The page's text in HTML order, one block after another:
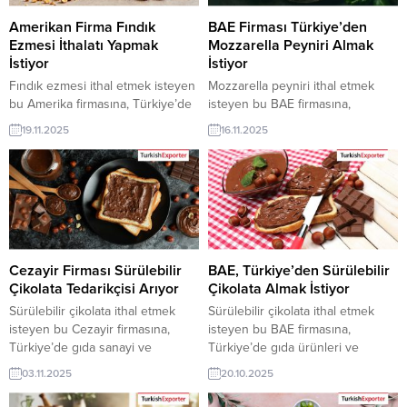
ihracat şirketleri erişebilmektedir.
➤ Bu ithalat alım...
şirketleri erişebilmektedir. ➤ Bu
ithalat alım...
Amerikan Firma Fındık
Ezmesi İthalatı Yapmak
İstiyor
Fındık ezmesi ithal etmek isteyen
bu Amerika firmasına, Türkiye’de
gıda sanayi ve kahvaltılık ürünler
ile fındık ezmesi üreticisi veya
tedarikçisi olan ihracatçı firmalar
teklif sunabilirler. Yeni bir ihracat
pazarı fırsatı olan bu alım ilanının
iletişim bilgilerine TurkishExporter
VIP üyeleri ile TE üyelik kredisi
sahibi ihracat şirketleri
erişebilmektedir. ➤ Bu ithalat...
19.11.2025
BAE Firması Türkiye’den
Mozzarella Peyniri Almak
İstiyor
Mozzarella peyniri ithal etmek
isteyen bu BAE firmasına,
Türkiye’de gıda sanayi ve süt
ürünleri ile peynir üreticisi veya
tedarikçisi olan ihracatçı firmalar
teklif sunabilirler. Yeni bir ihracat
pazarı fırsatı olan bu alım ilanının
iletişim bilgilerine TurkishExporter
VIP üyeleri ile TE üyelik kredisi
sahibi ihracat şirketleri
erişebilmektedir. ➤ Bu ithalat
alım...
16.11.2025
Cezayir Firması Sürülebilir
Çikolata Tedarikçisi Arıyor
Sürülebilir çikolata ithal etmek
isteyen bu Cezayir firmasına,
Türkiye’de gıda sanayi ve
kahvaltılık ürünler ile çikolata
üreticisi veya tedarikçisi olan
ihracatçı firmalar teklif sunabilirler.
03.11.2025
BAE, Türkiye’den Sürülebilir
Çikolata Almak İstiyor
Sürülebilir çikolata ithal etmek
isteyen bu BAE firmasına,
Türkiye’de gıda ürünleri ve
kahvaltılık malzemeler ile
sürülebilir çikolata üreticisi veya
tedarikçisi olan ihracatçı firmalar
20.10.2025